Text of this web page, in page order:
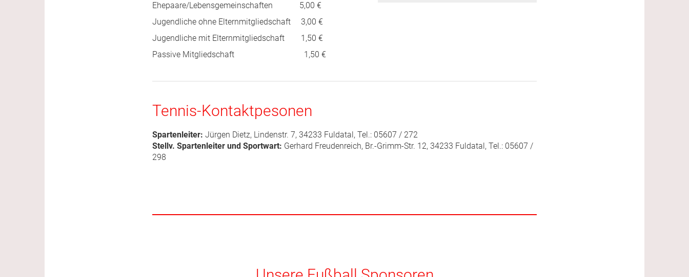
Ehepaare/Lebensgemeinschaften 5,00 €
Jugendliche ohne Elternmitgliedschaft 3,00 €
Jugendliche mit Elternmitgliedschaft 1,50 €
Passive Mitgliedschaft 1,50 €
Tennis-Kontaktpesonen
Spartenleiter: Jürgen Dietz, Lindenstr. 7, 34233 Fuldatal, Tel.: 05607 / 272
Stellv. Spartenleiter und Sportwart: Gerhard Freudenreich, Br.-Grimm-Str. 12, 34233 Fuldatal, Tel.: 05607 /
298